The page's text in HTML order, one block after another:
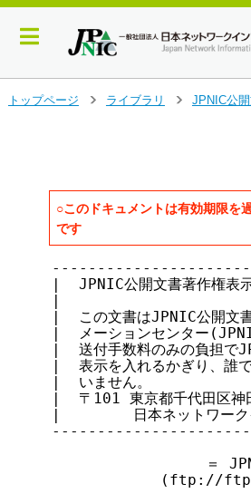
トップページ
ライブラリ
JPNIC公
○このドキュメントは有効期限を
です
|  JPNIC公開文書著作
|
|  この文書はJPNIC公開文
|  メーションセンター
|  送付手数料のみの負担
|  表示を入れるかぎり、
|  いません。
|  〒101 東京都千代
|        日本ネットワー
＝
(ftp://